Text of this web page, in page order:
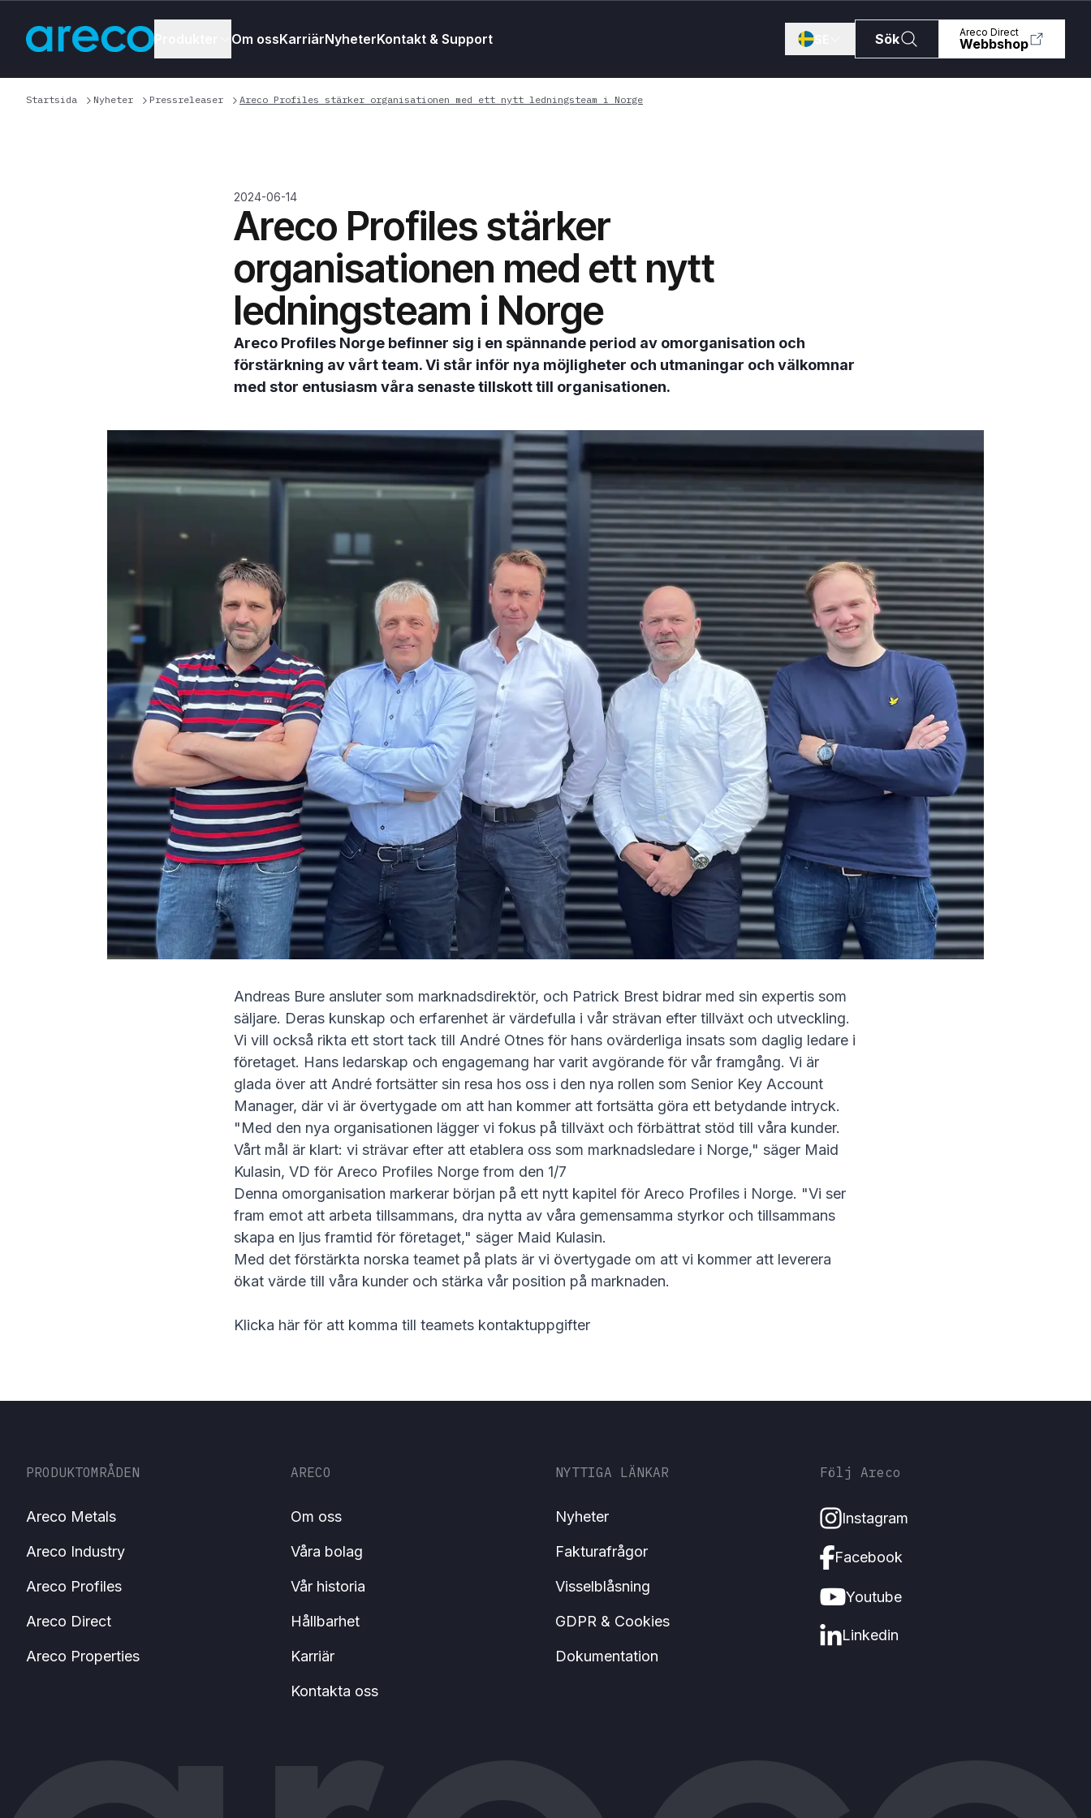
Produkter Om ossKarriärNyheterKontakt & Support Sök Areco Direct
Webbshop
Startsida Nyheter Pressreleaser Areco Profiles stärker organisationen med ett nytt ledningsteam i Norge
2024-06-14
Areco Profiles stärker
organisationen med ett nytt
ledningsteam i Norge
Areco Profiles Norge befinner sig i en spännande period av omorganisation och
förstärkning av vårt team. Vi står inför nya möjligheter och utmaningar och välkomnar
med stor entusiasm våra senaste tillskott till organisationen.
Andreas Bure ansluter som marknadsdirektör, och Patrick Brest bidrar med sin expertis som
säljare. Deras kunskap och erfarenhet är värdefulla i vår strävan efter tillväxt och utveckling.
Vi vill också rikta ett stort tack till André Otnes för hans ovärderliga insats som daglig ledare i
företaget. Hans ledarskap och engagemang har varit avgörande för vår framgång. Vi är
glada över att André fortsätter sin resa hos oss i den nya rollen som Senior Key Account
Manager, där vi är övertygade om att han kommer att fortsätta göra ett betydande intryck.
"Med den nya organisationen lägger vi fokus på tillväxt och förbättrat stöd till våra kunder.
Vårt mål är klart: vi strävar efter att etablera oss som marknadsledare i Norge," säger Maid
Kulasin, VD för Areco Profiles Norge from den 1/7
Denna omorganisation markerar början på ett nytt kapitel för Areco Profiles i Norge. "Vi ser
fram emot att arbeta tillsammans, dra nytta av våra gemensamma styrkor och tillsammans
skapa en ljus framtid för företaget," säger Maid Kulasin.
Med det förstärkta norska teamet på plats är vi övertygade om att vi kommer att leverera
ökat värde till våra kunder och stärka vår position på marknaden.
Klicka här för att komma till teamets kontaktuppgifter
PRODUKTOMRÅDEN
Areco Metals
Areco Industry
Areco Profiles
Areco Direct
Areco Properties
ARECO
Om oss
Våra bolag
Vår historia
Hållbarhet
Karriär
Kontakta oss
NYTTIGA LÄNKAR
Nyheter
Fakturafrågor
Visselblåsning
GDPR & Cookies
Dokumentation
Följ Areco
Instagram
Facebook
Youtube
Linkedin